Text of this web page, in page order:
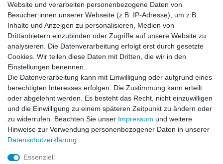
Impressum Daten­schutz­erklärung AGB
Barrierefreiheitserklärung Widerrufs­recht
Vertrag widerrufen Kontakt
© Copyright 2026 | Alle Rechte vorbehalten.
Website und verarbeiten personenbezogene Daten von
Besucher:innen unserer Webseite (z.B. IP-Adresse), um z.B.
Inhalte und Anzeigen zu personalisieren, Medien von
Drittanbietern einzubinden oder Zugriffe auf unsere Website zu
analysieren. Die Datenverarbeitung erfolgt erst durch gesetzte
Cookies. Wir teilen diese Daten mit Dritten, die wir in den
Einstellungen benennen.
Die Datenverarbeitung kann mit Einwilligung oder aufgrund eines
berechtigten Interesses erfolgen. Die Zustimmung kann erteilt
oder abgelehnt werden. Es besteht das Recht, nicht einzuwilligen
und die Einwilligung zu einem späteren Zeitpunkt zu ändern oder
zu widerrufen. Beachten Sie unser Impressum und weitere
Hinweise zur Verwendung personenbezogener Daten in unserer
Daten­schutz­erklärung
Essenziell